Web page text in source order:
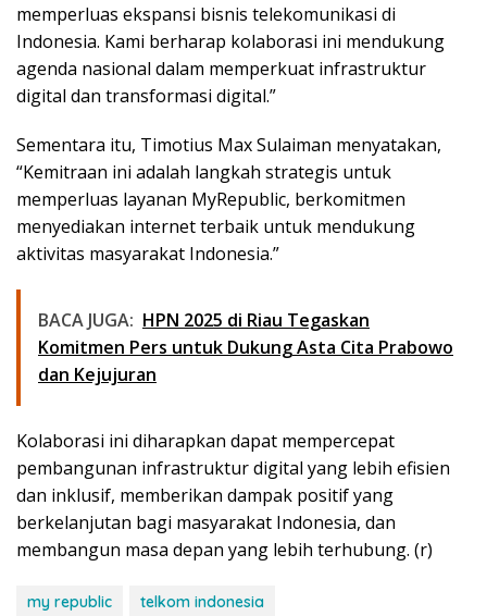
memperluas ekspansi bisnis telekomunikasi di
Indonesia. Kami berharap kolaborasi ini mendukung
agenda nasional dalam memperkuat infrastruktur
digital dan transformasi digital.”
Sementara itu, Timotius Max Sulaiman menyatakan,
“Kemitraan ini adalah langkah strategis untuk
memperluas layanan MyRepublic, berkomitmen
menyediakan internet terbaik untuk mendukung
aktivitas masyarakat Indonesia.”
BACA JUGA: HPN 2025 di Riau Tegaskan
Komitmen Pers untuk Dukung Asta Cita Prabowo
dan Kejujuran
Kolaborasi ini diharapkan dapat mempercepat
pembangunan infrastruktur digital yang lebih efisien
dan inklusif, memberikan dampak positif yang
berkelanjutan bagi masyarakat Indonesia, dan
membangun masa depan yang lebih terhubung. (r)
my republic
telkom indonesia